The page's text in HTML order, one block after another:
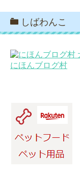
しばわんこ
にほんブログ村